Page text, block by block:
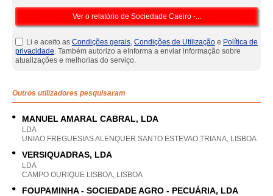
Li e aceito as Condições gerais, Condições de Utilização e Política de
privacidade. Também autorizo a eInforma a enviar informação sobre
atualizações e melhorias do serviço.
Outros utilizadores pesquisaram
MANUEL AMARAL CABRAL, LDA
LDA
UNIAO FREGUESIAS ALENQUER SANTO ESTEVAO TRIANA, LISBOA
VERSIQUADRAS, LDA
LDA
CAMPO OURIQUE LISBOA, LISBOA
FOUPAMINHA - SOCIEDADE AGRO - PECUÁRIA, LDA